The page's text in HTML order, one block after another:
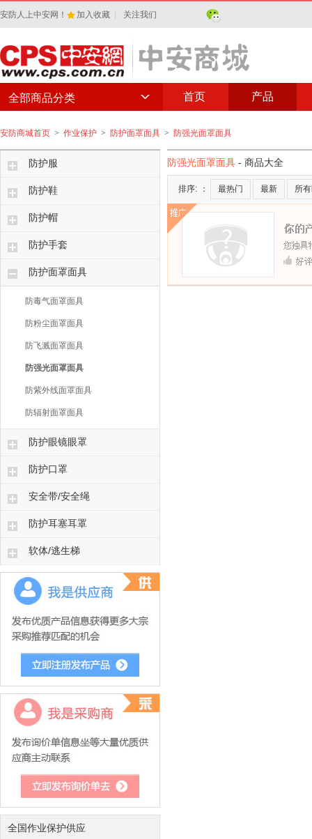
安防人上中安网！ 加入收藏 关注我们
首页 产品
全部商品分类
安防商城首页 > 作业保护 > 防护面罩面具 > 防强光面罩面具
防护服
防护鞋
防护帽
防护手套
防护面罩面具
防毒气面罩面具
防粉尘面罩面具
防飞溅面罩面具
防强光面罩面具
防紫外线面罩面具
防辐射面罩面具
防护眼镜眼罩
防护口罩
安全带/安全绳
防护耳塞耳罩
软体/逃生梯
全国作业保护供应
防强光面罩面具 - 商品大全
排序: ： 最热门 最新 所